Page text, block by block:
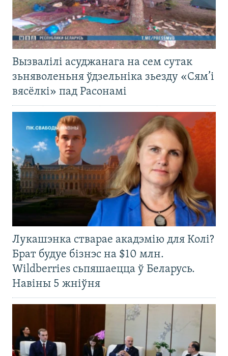
Вызвалілі асуджанага на сем сутак
зьняволеньня ўдзельніка зьезду «Сям’і
вясёлкі» пад Расонамі
Лукашэнка стварае акадэмію для Колі?
Брат будуе бізнэс на $10 млн.
Wildberries сьпяшаецца ў Беларусь.
Навіны 5 жніўня